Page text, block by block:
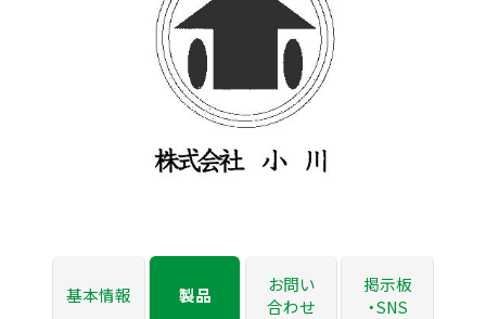
基本情報 製品
お問い
合わせ
掲示板
・SNS